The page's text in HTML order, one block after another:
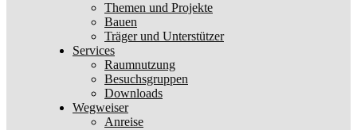
Themen und Projekte
Bauen
Träger und Unterstützer
Services
Raumnutzung
Besuchsgruppen
Downloads
Wegweiser
Anreise